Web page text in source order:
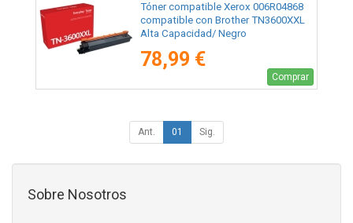
Tóner compatible Xerox 006R04868
compatible con Brother TN3600XXL
Alta Capacidad/ Negro
78,99 €
Comprar
Ant. 01 Sig.
Sobre Nosotros